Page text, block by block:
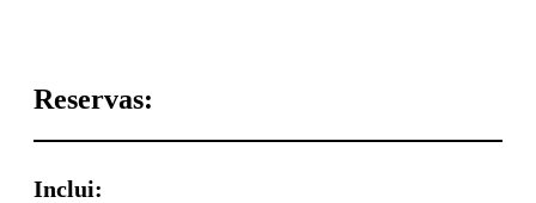
Reservas:
Inclui: